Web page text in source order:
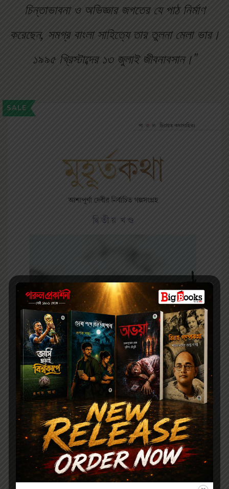
চিন্তাভাবনা ও অভিজ্ঞার জগতের যে পাঠ নির্মাণ
করেছেন, সমগ্র বাংলা সাহিত্যে তার তুলনা মেলা ভার।
১৯৯৫ খ্রিস্টাব্দের ১৩ জুলাই জীবনাবসান।"
SALE
মুহূর্তকথা || আশাপূর্ণা দেবী (দ্বিতীয় খণ্ড) || MUHURTA KOTHA ||
ASHAPURNA DEVI (VOL-2)
Story
400.00 320.00